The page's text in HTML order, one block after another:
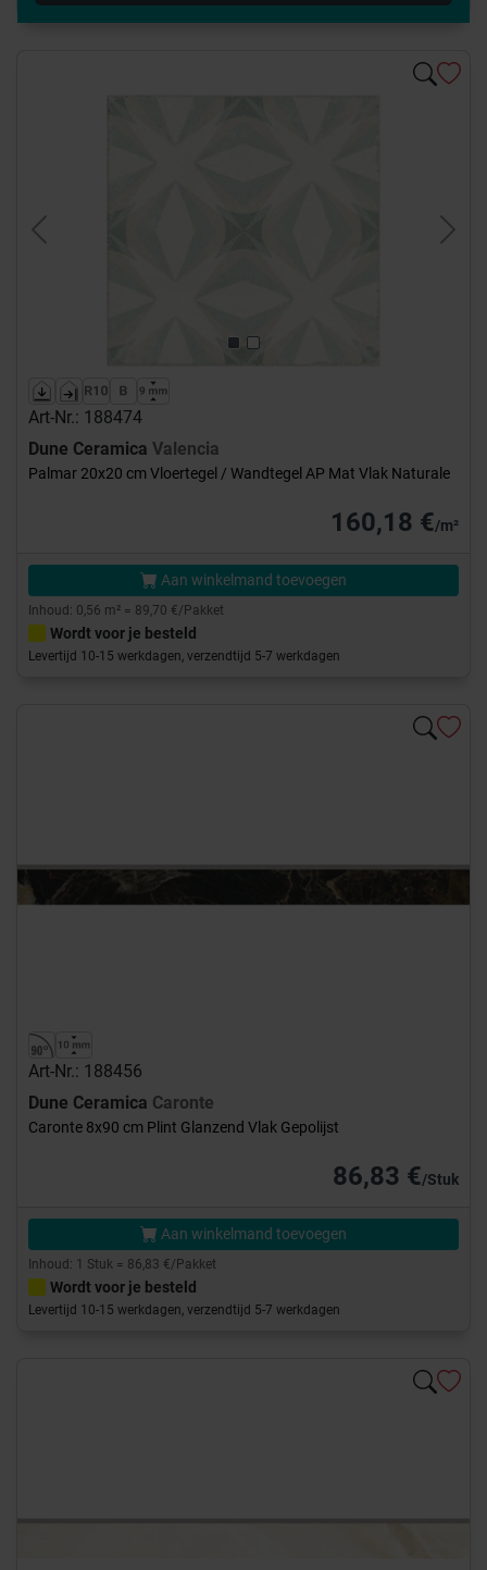
Previous Next
Art-Nr.: 188474
Dune Ceramica Valencia
Palmar 20x20 cm Vloertegel / Wandtegel AP Mat Vlak Naturale
160,18 €/m²
Aan winkelmand toevoegen
Inhoud: 0,56 m² = 89,70 €/Pakket
Wordt voor je besteld
Levertijd 10-15 werkdagen, verzendtijd 5-7 werkdagen
Art-Nr.: 188456
Dune Ceramica Caronte
Caronte 8x90 cm Plint Glanzend Vlak Gepolijst
86,83 €/Stuk
Aan winkelmand toevoegen
Inhoud: 1 Stuk = 86,83 €/Pakket
Wordt voor je besteld
Levertijd 10-15 werkdagen, verzendtijd 5-7 werkdagen